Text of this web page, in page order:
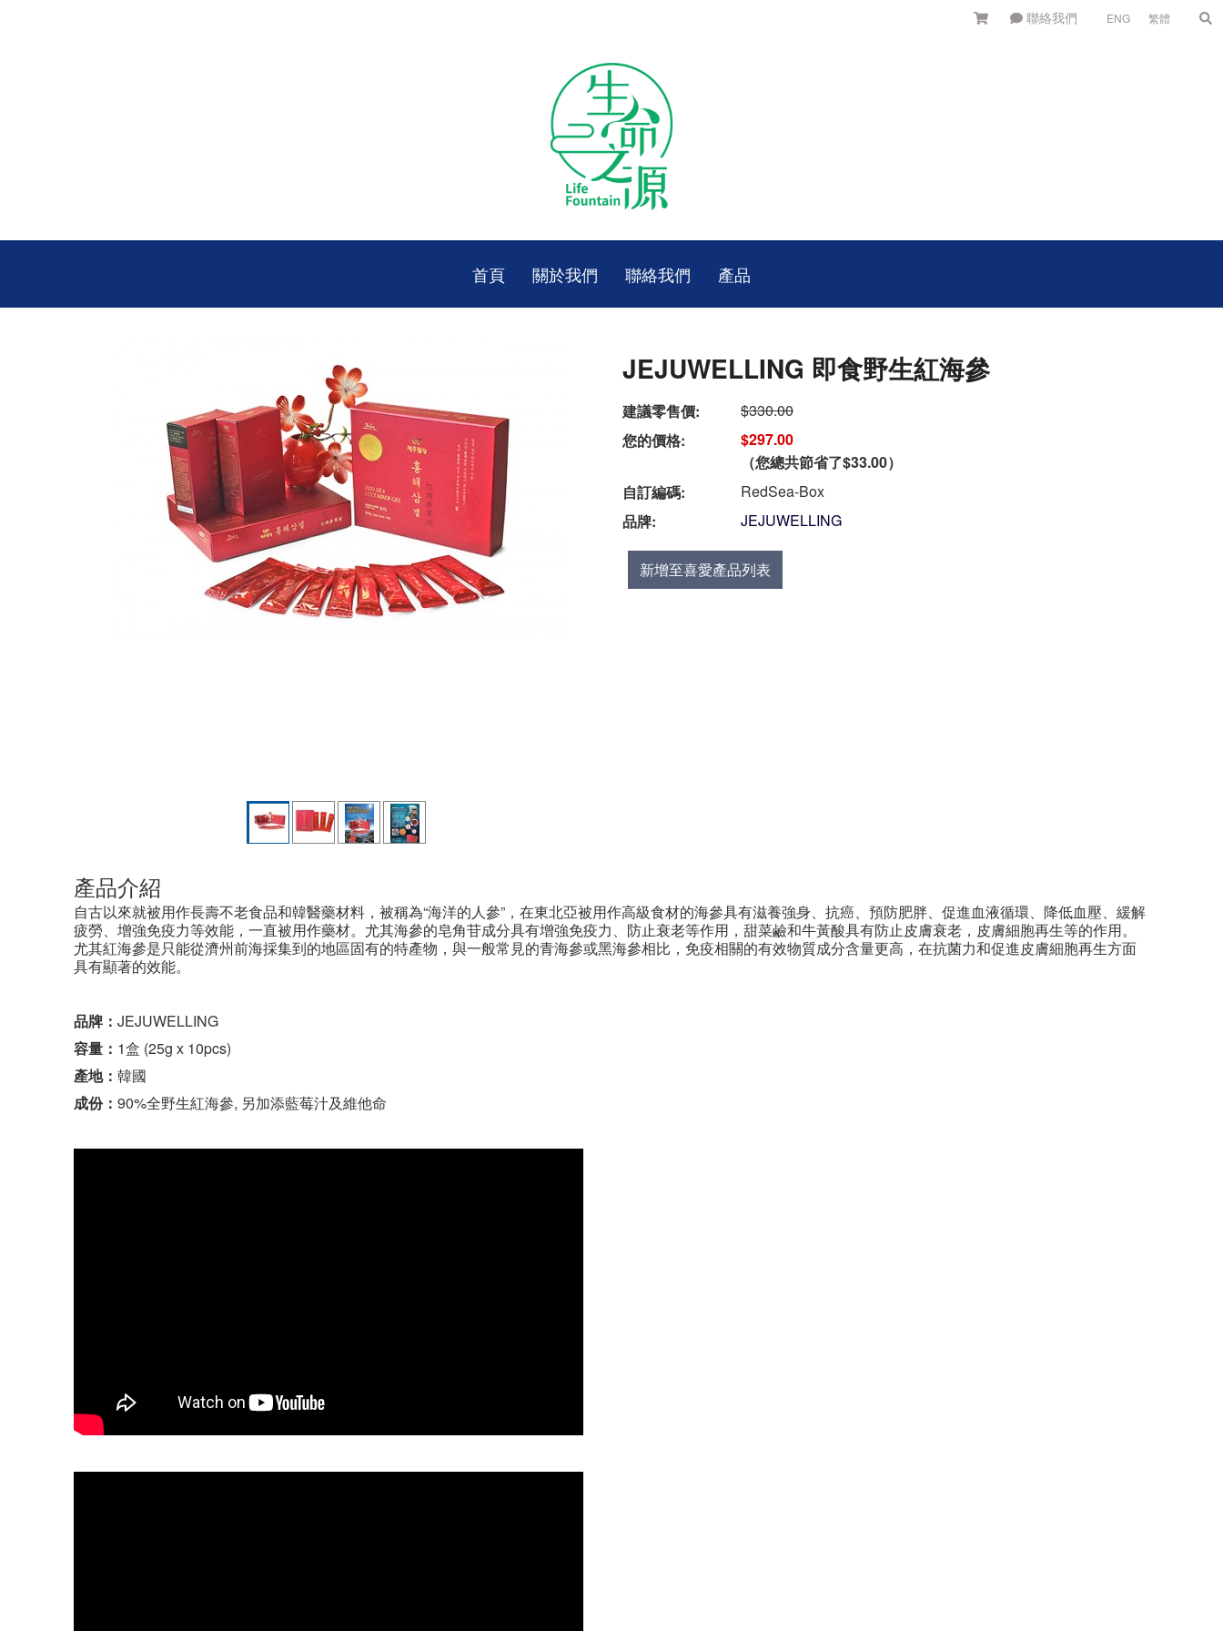
聯絡我們 ENG 繁體
首頁 關於我們 聯絡我們 產品
JEJUWELLING 即食野生紅海參
建議零售價:
$330.00
您的價格:
$297.00
（您總共節省了$33.00）
自訂編碼:
RedSea-Box
品牌:
JEJUWELLING
新增至喜愛產品列表
產品介紹
自古以來就被用作長壽不老食品和韓醫藥材料，被稱為“海洋的人參”，在東北亞被用作高級食材的海參具有滋養強身、抗癌、預防肥胖、促進血液循環、降低血壓、緩解
疲勞、增強免疫力等效能，一直被用作藥材。尤其海參的皂角苷成分具有增強免疫力、防止衰老等作用，甜菜鹼和牛黃酸具有防止皮膚衰老，皮膚細胞再生等的作用。
尤其紅海參是只能從濟州前海採集到的地區固有的特產物，與一般常見的青海參或黑海參相比，免疫相關的有效物質成分含量更高，在抗菌力和促進皮膚細胞再生方面
具有顯著的效能。
品牌： JEJUWELLING
容量： 1盒 (25g x 10pcs)
產地： 韓國
成份： 90%全野生紅海參, 另加添藍莓汁及維他命